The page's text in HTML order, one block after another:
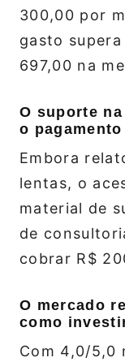
300,00 por
gasto
697,00 na
O suporte
o
Embora
lentas, o
material de
de
cobrar R$
O mercado
como
Com 4,0/5,0